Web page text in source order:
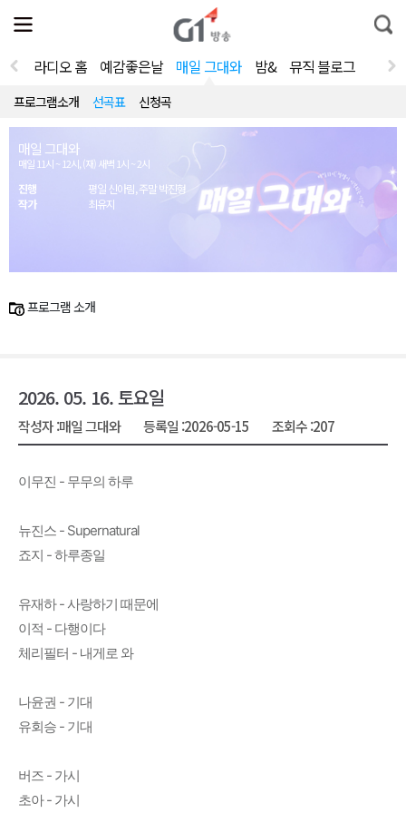
전
체
뉴
열
통
합
라디오 홈 예감좋은날 매일 그대와 밤& 뮤직 블로그
프로그램소개 선곡표 신청곡
매일 그대와
매일 11시 ~ 12시, (재) 새벽 1시 ~ 2시
진행
평일 신아림, 주말 박진형
작가
최유지
프로그램 소개
2026. 05. 16. 토요일
작성자 :매일 그대와 등록일 :2026-05-15 조회수 :207
이무진 - 무무의 하루
뉴진스 - Supernatural
죠지 - 하루종일
유재하 - 사랑하기 때문에
이적 - 다행이다
체리필터 - 내게로 와
나윤권 - 기대
유회승 - 기대
버즈 - 가시
초아 - 가시